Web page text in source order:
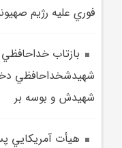
فوري عليه رژيم
بازتاب
شهيدشخداحافظي
شهيدش و بوسه بر
هيأت آمريکايي